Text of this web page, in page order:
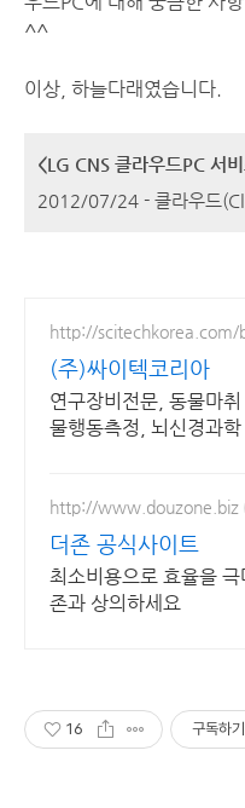
^^
이상, 하늘다래였습니다.
<LG CNS 클라우드PC 서
2012/07/24 - 클라우드
http://scitechkorea.com/
(주)싸이텍코리아
연구장비전문, 동물마
물행동측정, 뇌신경과학
http://www.douzone.biz
더존 공식사이트
최소비용으로 효율을
존과 상의하세요
16 구독하기